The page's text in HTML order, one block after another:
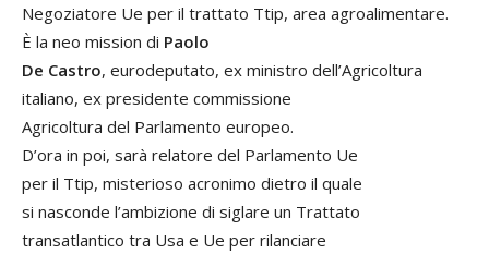
Negoziatore Ue per il trattato Ttip, area agroalimentare.
È la neo mission di Paolo
De Castro, eurodeputato, ex ministro dell’Agricoltura
italiano, ex presidente commissione
Agricoltura del Parlamento europeo.
D’ora in poi, sarà relatore del Parlamento Ue
per il Ttip, misterioso acronimo dietro il quale
si nasconde l’ambizione di siglare un Trattato
transatlantico tra Usa e Ue per rilanciare